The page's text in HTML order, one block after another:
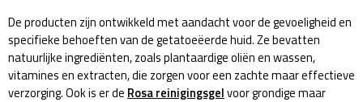
De producten zijn ontwikkeld met aandacht voor de gevoeligheid en
specifieke behoeften van de getatoeëerde huid. Ze bevatten
natuurlijke ingrediënten, zoals plantaardige oliën en wassen,
vitamines en extracten, die zorgen voor een zachte maar effectieve
verzorging. Ook is er de Rosa reinigingsgelvoor grondige maar